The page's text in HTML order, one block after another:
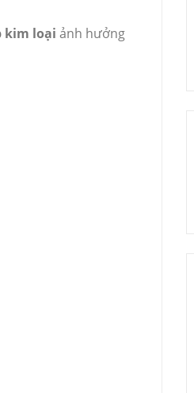
kim loại ảnh hưởng